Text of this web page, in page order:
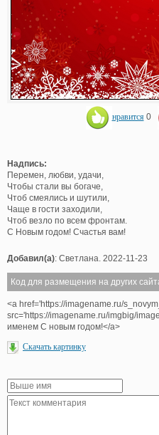
нравится 0
Надпись:
Перемен, любви, удачи,
Чтобы стали вы богаче,
Чтоб смеялись и шутили,
Чаще в гости заходили,
Чтоб везло по всем фронтам.
С Новым годом! Счастья вам!
Добавил(а): Светлана. 2022-11-23
Код для размещения на других
<a href='https://imagename.ru/
src='https://imagename.ru/imgbig/
именем С новым годом!</a>
Скачать картинку